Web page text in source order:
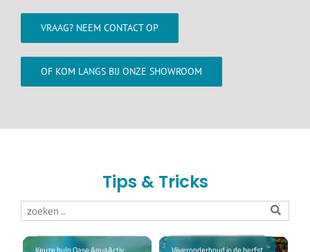
VRAAG? NEEM CONTACT OP
OF KOM LANGS BIJ ONZE SHOWROOM
Tips & Tricks